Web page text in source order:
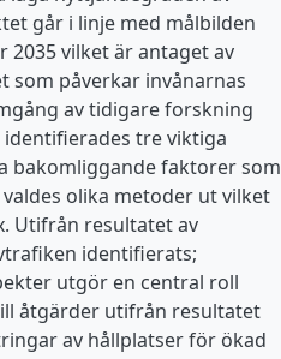
går i linje med målbilden
2035 vilket är antaget av
som påverkar invånarnas
av tidigare forskning
tre viktiga
bakomliggande faktorer som
olika metoder ut vilket
Utifrån resultatet av
identifierats;
utgör en central roll
åtgärder utifrån resultatet
av hållplatser för ökad